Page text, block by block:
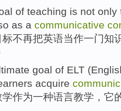
of teaching is not only
as a communicative
标不再把英语当作一门知
goal of ELT
acquire
学作为一种语言教学，它